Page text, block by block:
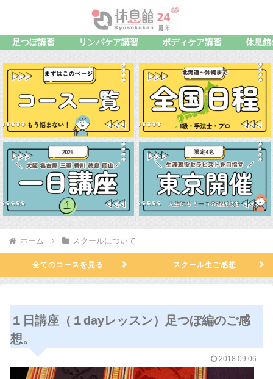
足つぼ講習 リンパケア講習 ボディケア講習 休息
ホーム スクールについて
全てのコースを見る スクール生ご感想
１日講座（１dayレッスン）足つぼ編のご感
想。
2018.09.06